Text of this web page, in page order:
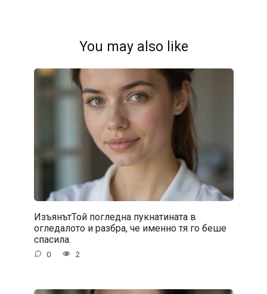
You may also like
ИзъянътТой погледна пукнатината в
огледалото и разбра, че именно тя го беше
спасила.
0 2